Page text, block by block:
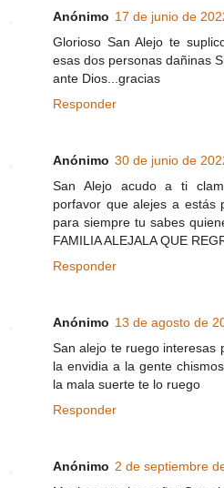
Anónimo 17 de junio de
Glorioso San Alejo te
esas dos personas dañinas
ante Dios...gracias
Responder
Anónimo 30 de junio de
San Alejo acudo a ti
porfavor que alejes a estás
para siempre tu sabes
FAMILIA ALEJALA QUE
Responder
Anónimo 13 de agosto de
San alejo te ruego interesas
la envidia a la gente
la mala suerte te lo ruego
Responder
Anónimo 2 de septiembre